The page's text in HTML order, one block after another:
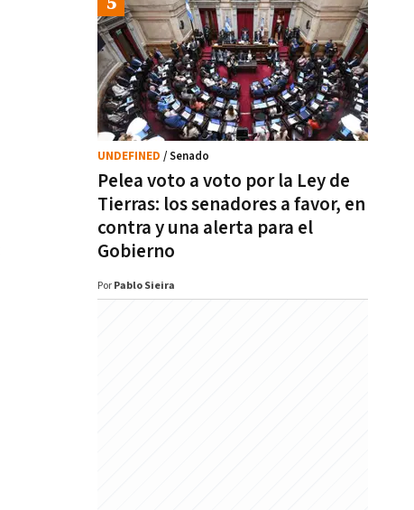
Pelea voto a voto por la Ley de
Tierras: los senadores a favor, en
contra y una alerta para el
Gobierno
UNDEFINED / Senado
Por Pablo Sieira